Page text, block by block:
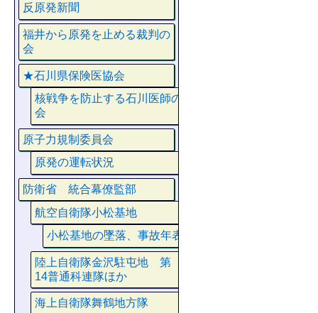
反原発新聞
福井から原発を止める裁判の
会
★石川県保険医協会
核戦争を防止する石川医師の
会
原子力規制委員会
原発の運転状況
防衛省 統合幕僚監部
航空自衛隊小松基地
小松基地の墜落、事故年表
陸上自衛隊金沢駐屯地 第
14普通科連隊ほか
海上自衛隊舞鶴地方隊